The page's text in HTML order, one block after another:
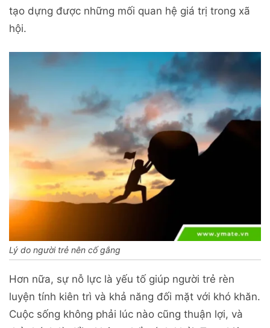
tạo dựng được những mối quan hệ giá trị trong xã
hội.
Lý do người trẻ nên cố gắng
Hơn nữa, sự nỗ lực là yếu tố giúp người trẻ rèn
luyện tính kiên trì và khả năng đối mặt với khó khăn.
Cuộc sống không phải lúc nào cũng thuận lợi, và